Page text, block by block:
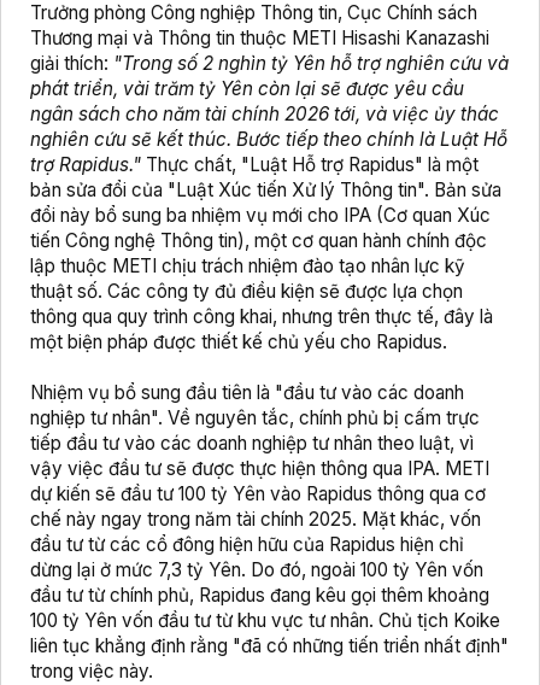
Trưởng phòng Công nghiệp Thông tin, Cục Chính sách
Thương mại và Thông tin thuộc METI Hisashi Kanazashi
giải thích: "Trong số 2 nghìn tỷ Yên hỗ trợ nghiên cứu và
phát triển, vài trăm tỷ Yên còn lại sẽ được yêu cầu
ngân sách cho năm tài chính 2026 tới, và việc ủy thác
nghiên cứu sẽ kết thúc. Bước tiếp theo chính là Luật Hỗ
trợ Rapidus." Thực chất, "Luật Hỗ trợ Rapidus" là một
bản sửa đổi của "Luật Xúc tiến Xử lý Thông tin". Bản sửa
đổi này bổ sung ba nhiệm vụ mới cho IPA (Cơ quan Xúc
tiến Công nghệ Thông tin), một cơ quan hành chính độc
lập thuộc METI chịu trách nhiệm đào tạo nhân lực kỹ
thuật số. Các công ty đủ điều kiện sẽ được lựa chọn
thông qua quy trình công khai, nhưng trên thực tế, đây là
một biện pháp được thiết kế chủ yếu cho Rapidus.
Nhiệm vụ bổ sung đầu tiên là "đầu tư vào các doanh
nghiệp tư nhân". Về nguyên tắc, chính phủ bị cấm trực
tiếp đầu tư vào các doanh nghiệp tư nhân theo luật, vì
vậy việc đầu tư sẽ được thực hiện thông qua IPA. METI
dự kiến sẽ đầu tư 100 tỷ Yên vào Rapidus thông qua cơ
chế này ngay trong năm tài chính 2025. Mặt khác, vốn
đầu tư từ các cổ đông hiện hữu của Rapidus hiện chỉ
dừng lại ở mức 7,3 tỷ Yên. Do đó, ngoài 100 tỷ Yên vốn
đầu tư từ chính phủ, Rapidus đang kêu gọi thêm khoảng
100 tỷ Yên vốn đầu tư từ khu vực tư nhân. Chủ tịch Koike
liên tục khẳng định rằng "đã có những tiến triển nhất định"
trong việc này.